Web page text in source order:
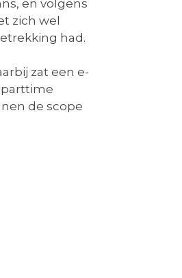
en volgens
zich wel
had.
zat een e-
parttime
de scope